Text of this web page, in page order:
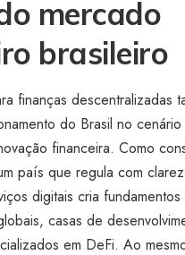
mercado
brasileiro
finanças descentralizadas
do Brasil no cenário
financeira. Como
país que regula com
digitais cria
casas de
em DeFi. Ao